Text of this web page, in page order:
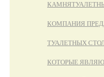
КАМНЯ
КОМПАНИЯ
ТУАЛЕТНЫХ
КОТОРЫЕ